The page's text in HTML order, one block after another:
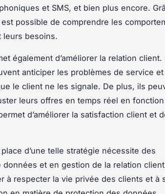
et SMS, et bien plus encore.
possible de comprendre les
leurs besoins.
également d’améliorer la relation client.
anticiper les problèmes de service
le client ne les signale. De plus, ils
leurs offres en temps réel en
d’améliorer la satisfaction client et
d’une telle stratégie nécessite des
et en gestion de la relation
à respecter la vie privée des clients et à